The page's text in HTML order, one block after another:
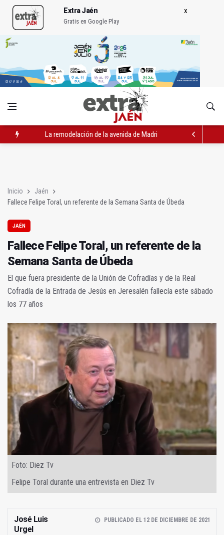
Extra Jaén
Gratis en Google Play
La remodelación de la avenida de Madrid contará con 3,2
Inicio
Jaén
Fallece Felipe Toral, un referente de la Semana Santa de Úbeda
JAÉN
Fallece Felipe Toral, un referente de la
Semana Santa de Úbeda
El que fuera presidente de la Unión de Cofradías y de la Real
Cofradía de la Entrada de Jesús en Jeresalén fallecía este sábado
los 77 años
Foto: Diez Tv
Felipe Toral durante una entrevista en Diez Tv
José Luis
Urgel
PUBLICADO EL 12 DE DICIEMBRE DE 2021